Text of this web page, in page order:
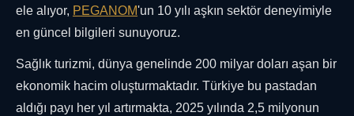
ele alıyor, PEGANOM'un 10 yılı aşkın sektör deneyimiyle
en güncel bilgileri sunuyoruz.
Sağlık turizmi, dünya genelinde 200 milyar doları aşan bir
ekonomik hacim oluşturmaktadır. Türkiye bu pastadan
aldığı payı her yıl artırmakta, 2025 yılında 2,5 milyonun